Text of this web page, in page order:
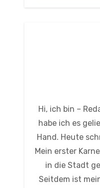
Hi, ich bin –
habe ich es
Hand. Heute
Mein erster
in die Stadt
Seitdem ist